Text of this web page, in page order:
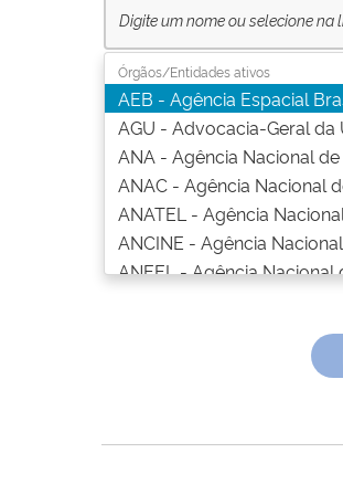
Órgãos/Entidades ativos
AEB - Agência Espacial
AGU - Advocacia-Geral
ANA - Agência Nacional
ANAC - Agência Nacional
ANATEL - Agência
ANCINE - Agência
ANEEL - Agência
ANP - Agência Nacional
ANPD - Agência
ANS - Agência Nacional
ANTAQ - Agência
Cargo Ativos
Agente Público Obrigado